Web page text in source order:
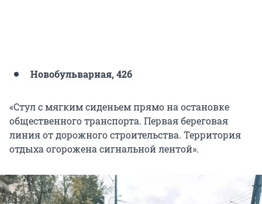
Новобульварная, 42б
«Стул с мягким сиденьем прямо на остановке
общественного транспорта. Первая береговая
линия от дорожного строительства. Территория
отдыха огорожена сигнальной лентой».